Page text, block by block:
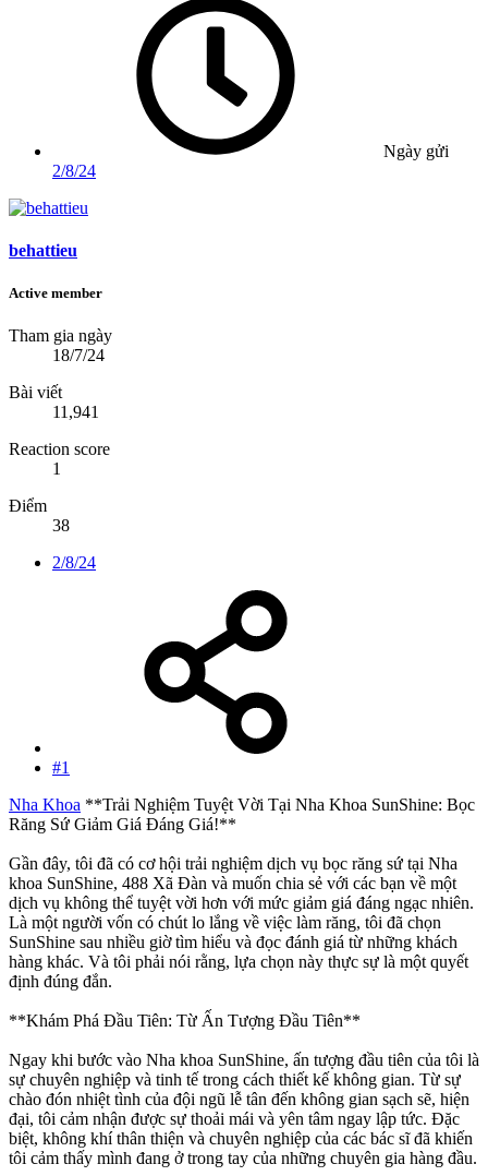
Ngày gửi
2/8/24
behattieu
Active member
Tham gia ngày
18/7/24
Bài viết
11,941
Reaction score
1
Điểm
38
2/8/24
#1
Nha Khoa **Trải Nghiệm Tuyệt Vời Tại Nha Khoa SunShine: Bọc
Răng Sứ Giảm Giá Đáng Giá!**
Gần đây, tôi đã có cơ hội trải nghiệm dịch vụ bọc răng sứ tại Nha
khoa SunShine, 488 Xã Đàn và muốn chia sẻ với các bạn về một
dịch vụ không thể tuyệt vời hơn với mức giảm giá đáng ngạc nhiên.
Là một người vốn có chút lo lắng về việc làm răng, tôi đã chọn
SunShine sau nhiều giờ tìm hiểu và đọc đánh giá từ những khách
hàng khác. Và tôi phải nói rằng, lựa chọn này thực sự là một quyết
định đúng đắn.
**Khám Phá Đầu Tiên: Từ Ấn Tượng Đầu Tiên**
Ngay khi bước vào Nha khoa SunShine, ấn tượng đầu tiên của tôi là
sự chuyên nghiệp và tinh tế trong cách thiết kế không gian. Từ sự
chào đón nhiệt tình của đội ngũ lễ tân đến không gian sạch sẽ, hiện
đại, tôi cảm nhận được sự thoải mái và yên tâm ngay lập tức. Đặc
biệt, không khí thân thiện và chuyên nghiệp của các bác sĩ đã khiến
tôi cảm thấy mình đang ở trong tay của những chuyên gia hàng đầu.